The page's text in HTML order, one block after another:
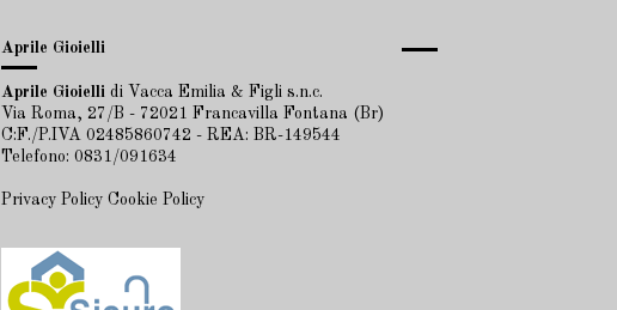
Aprile Gioielli
Aprile Gioielli di Vacca Emilia & Figli s.n.c.
Via Roma, 27/B - 72021 Francavilla Fontana (Br)
C:F./P.IVA 02485860742 - REA: BR-149544
Telefono: 0831/091634
Privacy Policy Cookie Policy